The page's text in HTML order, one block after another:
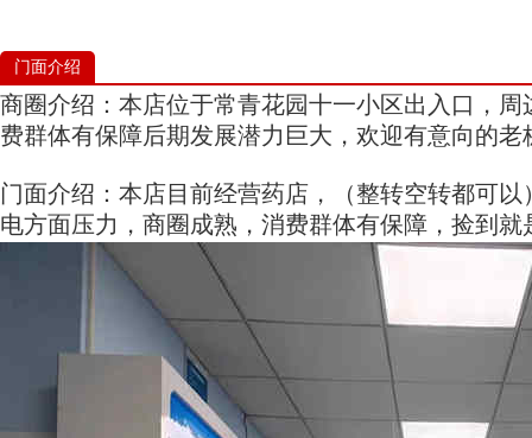
门面介绍
商圈介绍：本店位于常青花园十一小区出入口，
费群体有保障后期发展潜力巨大，欢迎有意向的老
门面介绍：本店目前经营药店，（整转空转都可
电方面压力，商圈成熟，消费群体有保障，捡到